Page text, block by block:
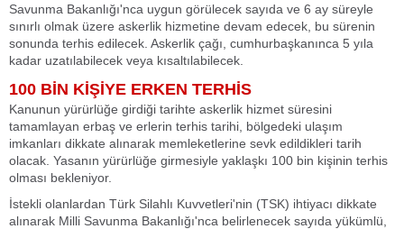
Savunma Bakanlığı'nca uygun görülecek sayıda ve 6 ay süreyle
sınırlı olmak üzere askerlik hizmetine devam edecek, bu sürenin
sonunda terhis edilecek. Askerlik çağı, cumhurbaşkanınca 5 yıla
kadar uzatılabilecek veya kısaltılabilecek.
100 BİN KİŞİYE ERKEN TERHİS
Kanunun yürürlüğe girdiği tarihte askerlik hizmet süresini
tamamlayan erbaş ve erlerin terhis tarihi, bölgedeki ulaşım
imkanları dikkate alınarak memleketlerine sevk edildikleri tarih
olacak. Yasanın yürürlüğe girmesiyle yaklaşkı 100 bin kişinin terhis
olması bekleniyor.
İstekli olanlardan Türk Silahlı Kuvvetleri'nin (TSK) ihtiyacı dikkate
alınarak Milli Savunma Bakanlığı'nca belirlenecek sayıda yükümlü,